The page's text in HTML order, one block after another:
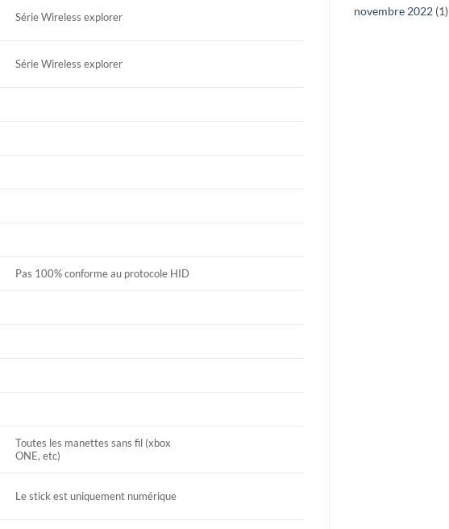
Série Wireless explorer
Série Wireless explorer
Pas 100% conforme au protocole HID
Toutes les manettes sans fil (xbox
ONE, etc)
Le stick est uniquement numérique
novembre 2022(1)